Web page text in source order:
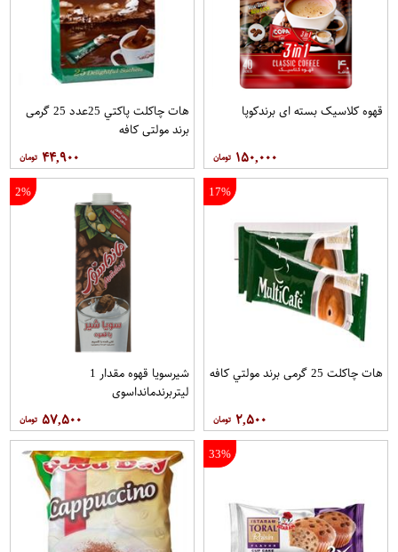
قهوه کلاسيک بسته ای برندکوپا
۱۵۰,۰۰۰
هات چاکلت پاکتي 25عدد 25 گرمی
برند مولتي کافه
۴۴,۹۰۰
17%
هات چاکلت 25 گرمی برند مولتي کافه
۲,۵۰۰
2%
شیرسویا قهوه مقدار 1
لیتربرندمانداسوی
۵۷,۵۰۰
33%